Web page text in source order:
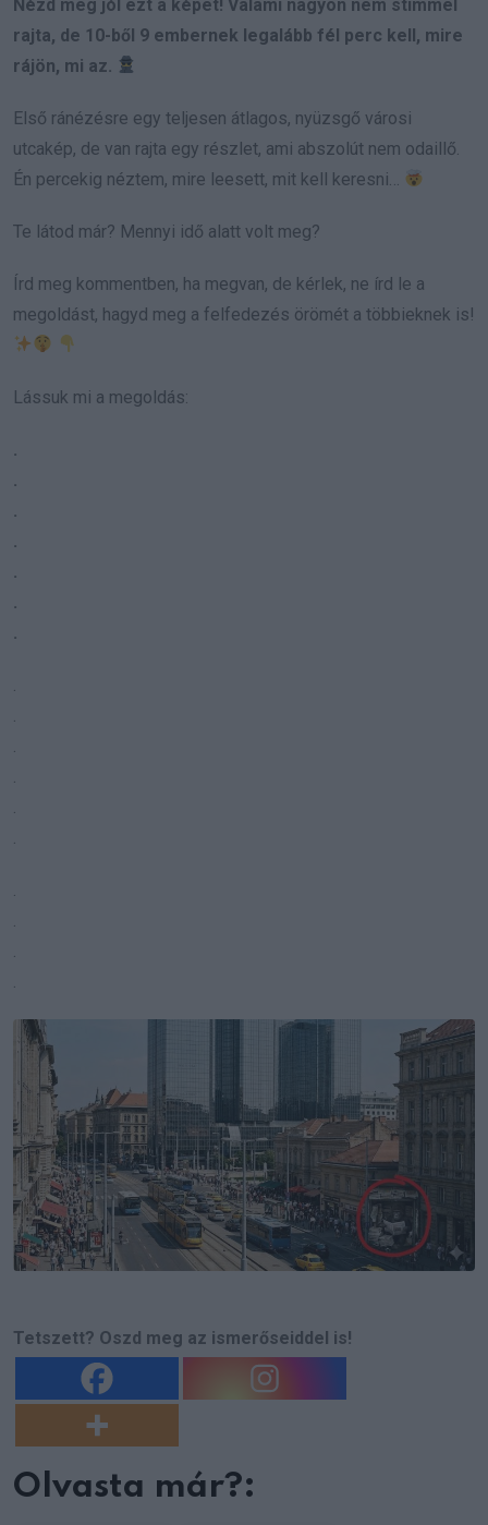
Nézd meg jól ezt a képet! Valami nagyon nem stimmel
rajta, de 10-ből 9 embernek legalább fél perc kell, mire
rájön, mi az.
Első ránézésre egy teljesen átlagos, nyüzsgő városi
utcakép, de van rajta egy részlet, ami abszolút nem odaillő.
Én percekig néztem, mire leesett, mit kell keresni…
Te látod már? Mennyi idő alatt volt meg?
Írd meg kommentben, ha megvan, de kérlek, ne írd le a
megoldást, hagyd meg a felfedezés örömét a többieknek is!
Lássuk mi a megoldás:
.
.
.
.
.
.
.
Tetszett? Oszd meg az ismerőseiddel is!
Olvasta már?: